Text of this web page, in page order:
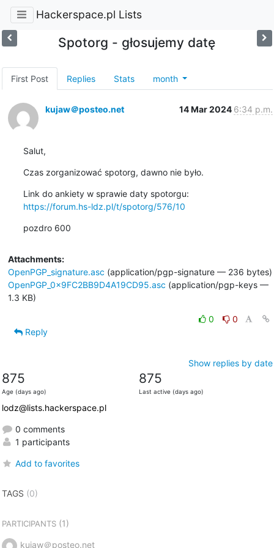
Hackerspace.pl Lists
Spotorg - głosujemy datę
First Post Replies Stats month
kujaw＠posteo.net 14 Mar 2024 6:34 p.m.
Salut,
Czas zorganizować spotorg, dawno nie było.
https://forum.hs-ldz.pl/t/spotorg/576/10
pozdro 600
Attachments:
OpenPGP_signature.asc (application/pgp-signature — 236 bytes)
OpenPGP_0x9FC2BB9D4A19CD95.asc (application/pgp-keys —
1.3 KB)
0
0
Reply
Show replies by date
875
Age (days ago)
875
Last active (days ago)
lodz@lists.hackerspace.pl
0 comments
1 participants
Add to favorites
TAGS (0)
PARTICIPANTS(1)
kujaw＠posteo.net